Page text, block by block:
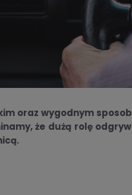
oraz wygodnym
że dużą rolę